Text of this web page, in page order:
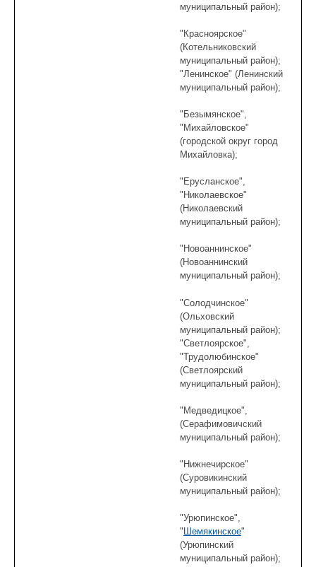
муниципальный район);
"Красноярское"
(Котельниковский
муниципальный район);
"Ленинское" (Ленинский
муниципальный район);
"Безымянское",
"Михайловское"
(городской округ город
Михайловка);
"Ерусланское",
"Николаевское"
(Николаевский
муниципальный район);
"Новоаннинское"
(Новоаннинский
муниципальный район);
"Солодчинское"
(Ольховский
муниципальный район);
"Светлоярское",
"Трудолюбинское"
(Светлоярский
муниципальный район);
"Медведицкое",
(Серафимовичский
муниципальный район);
"Нижнечирское"
(Суровикинский
муниципальный район);
"Урюпинское",
" Шемякинское"
(Урюпинский
муниципальный район);